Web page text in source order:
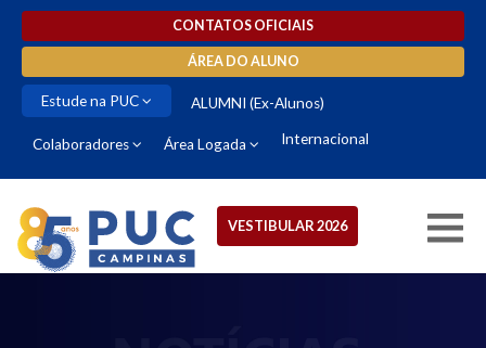
CONTATOS OFICIAIS
ÁREA DO ALUNO
Estude na PUC ALUMNI (Ex-Alunos)
Colaboradores Área Logada Internacional
VESTIBULAR 2026